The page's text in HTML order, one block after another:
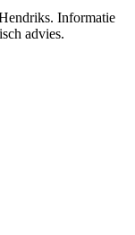
Informatie
advies.